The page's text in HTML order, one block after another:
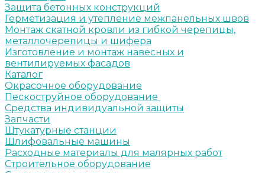
Защита бетонных конструкций
Герметизация и утепление межпанельных швов
Монтаж скатной кровли из гибкой черепицы,
металлочерепицы и шифера
Изготовление и монтаж навесных и
вентилируемых фасадов
Каталог
Окрасочное оборудование
Пескоструйное оборудование
Средства индивидуальной защиты
Запчасти
Штукатурные станции
Шлифовальные машины
Расходные материалы для малярных работ
Строительное оборудование